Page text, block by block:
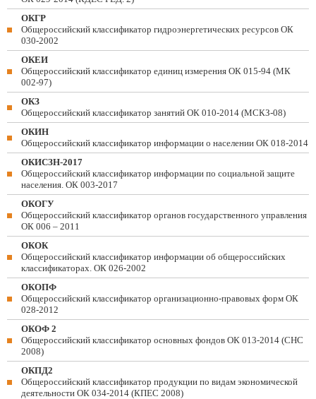
ОКГР
Общероссийский классификатор гидроэнергетических ресурсов ОК
030-2002
ОКЕИ
Общероссийский классификатор единиц измерения ОК 015-94 (МК
002-97)
ОКЗ
Общероссийский классификатор занятий ОК 010-2014 (МСКЗ-08)
ОКИН
Общероссийский классификатор информации о населении ОК 018-2014
ОКИСЗН-2017
Общероссийский классификатор информации по социальной защите
населения. ОК 003-2017
ОКОГУ
Общероссийский классификатор органов государственного управления
ОК 006 – 2011
ОКОК
Общероссийский классификатор информации об общероссийских
классификаторах. ОК 026-2002
ОКОПФ
Общероссийский классификатор организационно-правовых форм ОК
028-2012
ОКОФ 2
Общероссийский классификатор основных фондов ОК 013-2014 (СНС
2008)
ОКПД2
Общероссийский классификатор продукции по видам экономической
деятельности ОК 034-2014 (КПЕС 2008)